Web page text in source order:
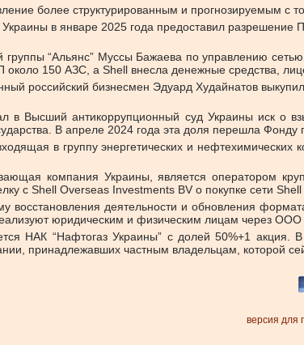
более структурированным и прогнозируемым с
в январе 2025 года предоставил
группы “Альянс” Муссы Бажаева по управлению
150 АЗС, а Shell внесла денежные средства,
российский бизнесмен Эдуард Худайнатов
Высший антикоррупционный суд Украины иск о
В апреле 2024 года эта доля перешла Фонду
в группу энергетических и
компания Украины, является оператором
с Shell Overseas Investments BV о покупке сети
восстановления деятельности и обновления
юридическим и физическим лицам через ООО
НАК “Нафтогаз Украины” с долей 50%+1
принадлежавших частным владельцам, которой
версия для